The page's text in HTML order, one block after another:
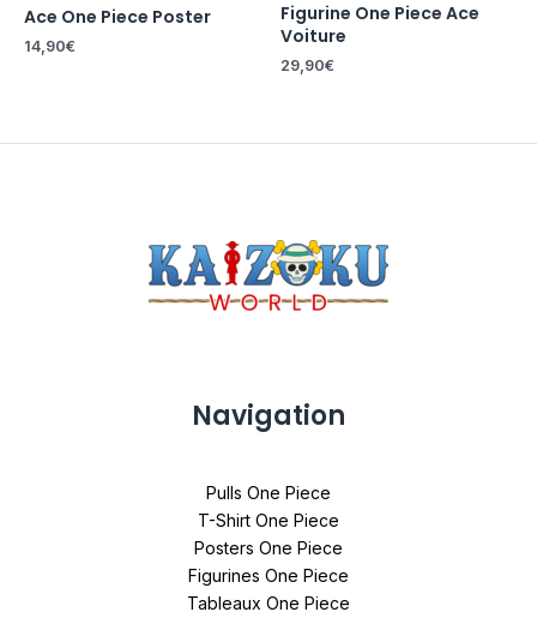
Ace One Piece Poster
14,90€
Figurine One Piece Ace
Voiture
29,90€
Navigation
Pulls One Piece
T-Shirt One Piece
Posters One Piece
Figurines One Piece
Tableaux One Piece